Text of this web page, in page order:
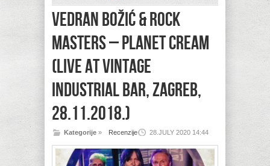
VEDRAN BOŽIĆ & ROCK
MASTERS – Planet Cream
(Live at Vintage
Industrial Bar, Zagreb,
28.11.2018.)
28.JULY 2020 14:44
Kategorije » Recenzije